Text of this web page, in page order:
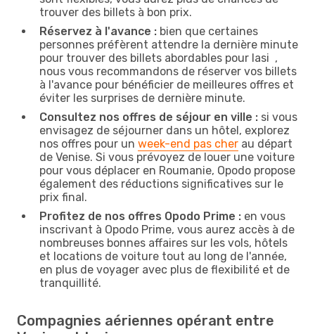
trouver des billets à bon prix.
Réservez à l'avance : bien que certaines
personnes préfèrent attendre la dernière minute
pour trouver des billets abordables pour Iasi ,
nous vous recommandons de réserver vos billets
à l'avance pour bénéficier de meilleures offres et
éviter les surprises de dernière minute.
Consultez nos offres de séjour en ville : si vous
envisagez de séjourner dans un hôtel, explorez
nos offres pour un week-end pas cher au départ
de Venise. Si vous prévoyez de louer une voiture
pour vous déplacer en Roumanie, Opodo propose
également des réductions significatives sur le
prix final.
Profitez de nos offres Opodo Prime : en vous
inscrivant à Opodo Prime, vous aurez accès à de
nombreuses bonnes affaires sur les vols, hôtels
et locations de voiture tout au long de l'année,
en plus de voyager avec plus de flexibilité et de
tranquillité.
Compagnies aériennes opérant entre